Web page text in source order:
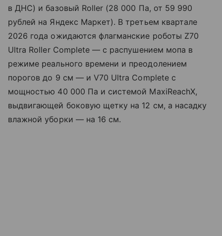
в ДНС) и базовый Roller (28 000 Па, от 59 990
рублей на Яндекс Маркет). В третьем квартале
2026 года ожидаются флагманские роботы Z70
Ultra Roller Complete — с распушением мопа в
режиме реального времени и преодолением
порогов до 9 см — и V70 Ultra Complete с
мощностью 40 000 Па и системой MaxiReachX,
выдвигающей боковую щетку на 12 см, а насадку
влажной уборки — на 16 см.